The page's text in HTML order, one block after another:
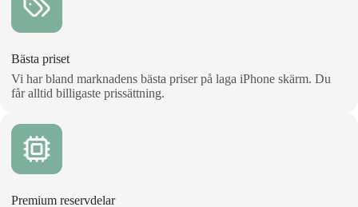
Bästa priset
Vi har bland marknadens bästa priser på laga iPhone skärm. Du
får alltid billigaste prissättning.
Premium reservdelar